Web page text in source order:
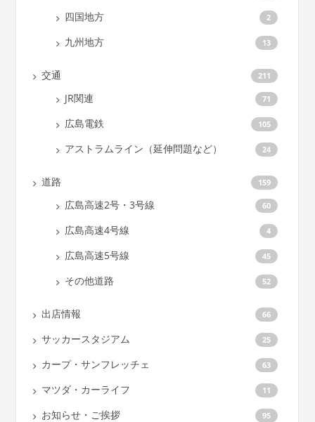
四国地方 2
九州地方 13
交通 211
JR関連 71
広島電鉄 105
アストラムライン（延伸問題など） 24
道路 159
広島高速2号・3号線 60
広島高速4号線 4
広島高速5号線 45
その他道路 52
出店情報 66
サッカースタジアム 25
カープ・サンフレッチェ 63
マツダ・カーライフ 11
お知らせ・ご挨拶 95